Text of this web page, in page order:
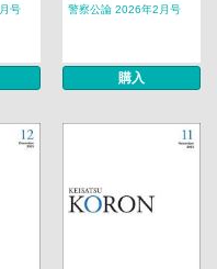
号 警察公論 2026年2月号
購入